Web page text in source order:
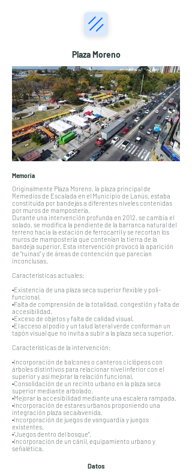
Plaza Moreno
Memoria
Originalmente Plaza Moreno, la plaza principal de
Remedios de Escalada en el Municipio de Lanús, estaba
constituída por bandejas a diferentes niveles contenidas
por muros de mampostería.
Durante una intervención profunda en 2012, se cambia el
solado, se modifica la pendiente de la barranca natural del
terreno hacia la estación de ferrocarril y se recortan los
muros de mampostería que contenían la tierra de la
bandeja superior. Esta intervención provocó la aparición
de “ruinas” y de áreas de contención que parecían
inconclusas.
Características actuales:
•Existencia de una plaza seca superior flexible y poli-
funcional.
•Falta de comprensión de la totalidad, congestión y falta de
accesibilidad.
•Exceso de objetos y falta de calidad visual.
•El acceso al podio y un talud lateral verde conforman un
tapón visual que no invita a subir a la plaza seca superior.
Características de la intervención:
•Incorporación de balcones o canteros ciclópeos con
árboles distintivos para relacionar nivel inferior con el
superior y así mejorar la relación funcional.
•Consolidación de un recinto urbano en la plaza seca
superior mediante arbolado.
•Mejorar la accesibilidad mediante una escalera rampada.
•Incorporación de estares urbanos proponiendo una
integración plaza seca/avenida.
•Incorporación de juegos de vanguardia y juegos
existentes.
•“Juegos dentro del bosque”.
•Incorporación de un cánil, equipamiento urbano y
señalética.
Datos